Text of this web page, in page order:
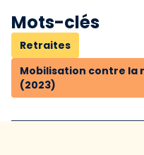
Mots-clés
Retraites
Mobilisation contre
(2023)